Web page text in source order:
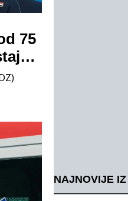
75
NAJNOVIJE